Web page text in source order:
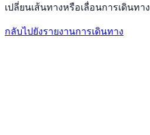
เปลี่ยนเส้นทางหรือเลื่อนการเดินทาง
กลับไปยังรายงานการเดินทาง